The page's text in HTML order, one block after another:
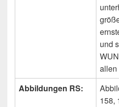
und
allen
Abbildungen RS:
158,